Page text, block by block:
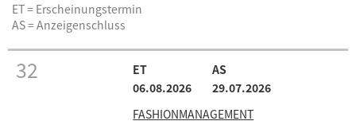
ET = Erscheinungstermin
AS = Anzeigenschluss
32
06.08.2026
29.07.2026
FASHIONMANAGEMENT